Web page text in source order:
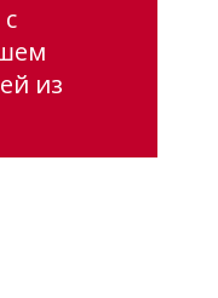
из